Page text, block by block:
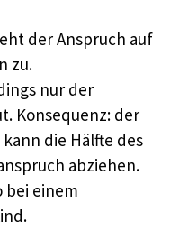
der Anspruch auf
zu.
nur der
Konsequenz: der
die Hälfte des
abziehen.
bei einem